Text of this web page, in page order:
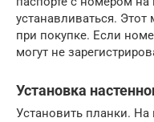
устанавливаться.
при покупке. Если
могут не
Установка
Установить планки. На